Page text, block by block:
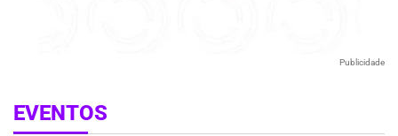
Publicidade
EVENTOS